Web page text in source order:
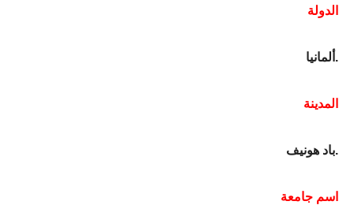
الدولة
ألمانيا.
المدينة
باد هونيف.
اسم جامعة